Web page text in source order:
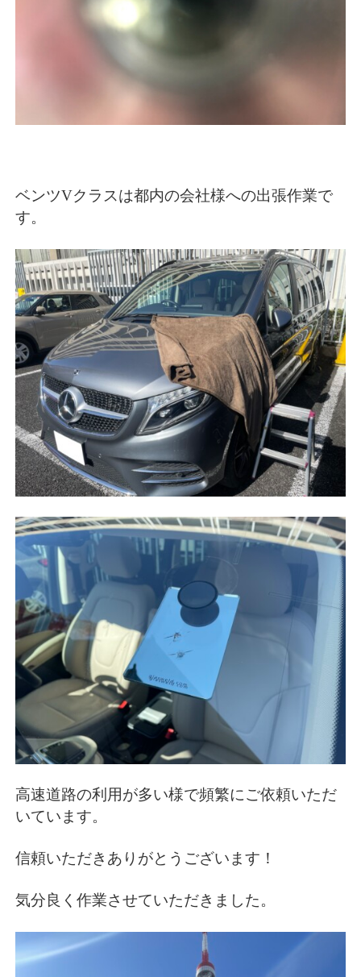
ベンツVクラスは都内の会社様への出張作業で
す。
高速道路の利用が多い様で頻繁にご依頼いただ
いています。
信頼いただきありがとうございます！
気分良く作業させていただきました。